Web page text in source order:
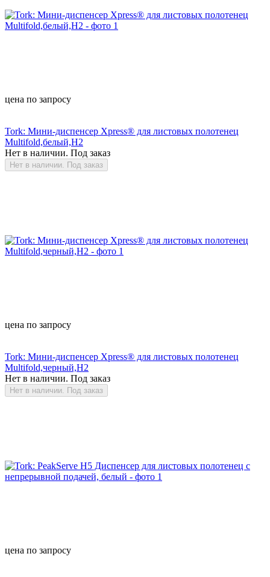
цена по запросу
Tork: Мини-диспенсер Xpress® для листовых полотенец
Multifold,белый,H2
Нет в наличии. Под заказ
Нет в наличии. Под заказ
цена по запросу
Tork: Мини-диспенсер Xpress® для листовых полотенец
Multifold,черный,H2
Нет в наличии. Под заказ
Нет в наличии. Под заказ
цена по запросу